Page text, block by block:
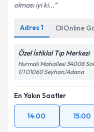
Metni'ni
olması iyi ki...
Adres 1 Online
Özel İstiklal Tıp Merkezi
Hurmalı Mahallesi 34008
1/1 01060 Seyhan/Adana
En Yakın Saatler
14:00 15:00